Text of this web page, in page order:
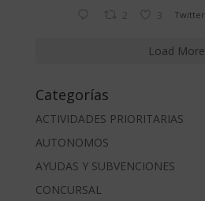
2 3 Twitter
Load More
Categorías
ACTIVIDADES PRIORITARIAS
AUTONOMOS
AYUDAS Y SUBVENCIONES
CONCURSAL